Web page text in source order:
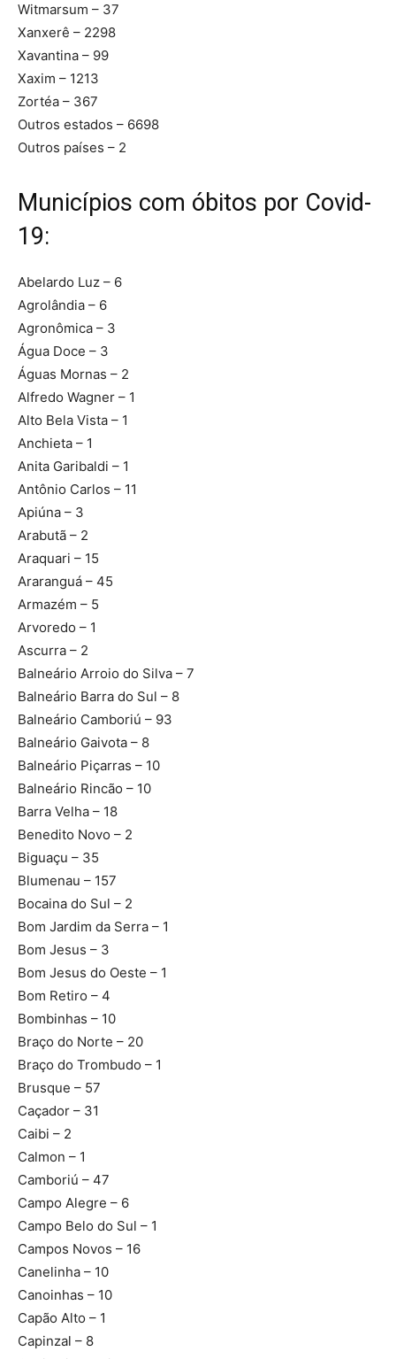
Witmarsum – 37
Xanxerê – 2298
Xavantina – 99
Xaxim – 1213
Zortéa – 367
Outros estados – 6698
Outros países – 2
Municípios com óbitos por Covid-
19:
Abelardo Luz – 6
Agrolândia – 6
Agronômica – 3
Água Doce – 3
Águas Mornas – 2
Alfredo Wagner – 1
Alto Bela Vista – 1
Anchieta – 1
Anita Garibaldi – 1
Antônio Carlos – 11
Apiúna – 3
Arabutã – 2
Araquari – 15
Araranguá – 45
Armazém – 5
Arvoredo – 1
Ascurra – 2
Balneário Arroio do Silva – 7
Balneário Barra do Sul – 8
Balneário Camboriú – 93
Balneário Gaivota – 8
Balneário Piçarras – 10
Balneário Rincão – 10
Barra Velha – 18
Benedito Novo – 2
Biguaçu – 35
Blumenau – 157
Bocaina do Sul – 2
Bom Jardim da Serra – 1
Bom Jesus – 3
Bom Jesus do Oeste – 1
Bom Retiro – 4
Bombinhas – 10
Braço do Norte – 20
Braço do Trombudo – 1
Brusque – 57
Caçador – 31
Caibi – 2
Calmon – 1
Camboriú – 47
Campo Alegre – 6
Campo Belo do Sul – 1
Campos Novos – 16
Canelinha – 10
Canoinhas – 10
Capão Alto – 1
Capinzal – 8